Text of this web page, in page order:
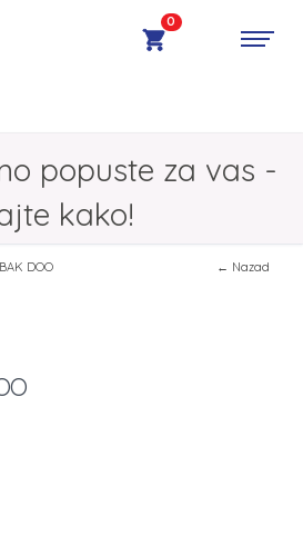
0
popuste za vas -
kako!
DOO ← Nazad